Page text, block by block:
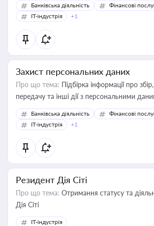
Банківська діяльність
Фінансові
IT-індустрія
+1
Захист персональних даних
Про що тема: Підбірка інформації про
передачу та інші дії з персональними
Банківська діяльність
Фінансові
IT-індустрія
+1
Резидент Дія Сіті
Про що тема: Отримання статусу та
Дія Сіті
IT-індустрія